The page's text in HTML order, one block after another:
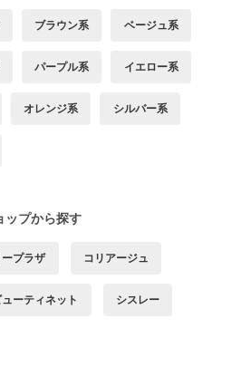
ブラウン系 ベージュ系
パープル系 イエロー系
オレンジ系 シルバー系
ップから探す
プラザ コリアージュ
ューティネット シスレー